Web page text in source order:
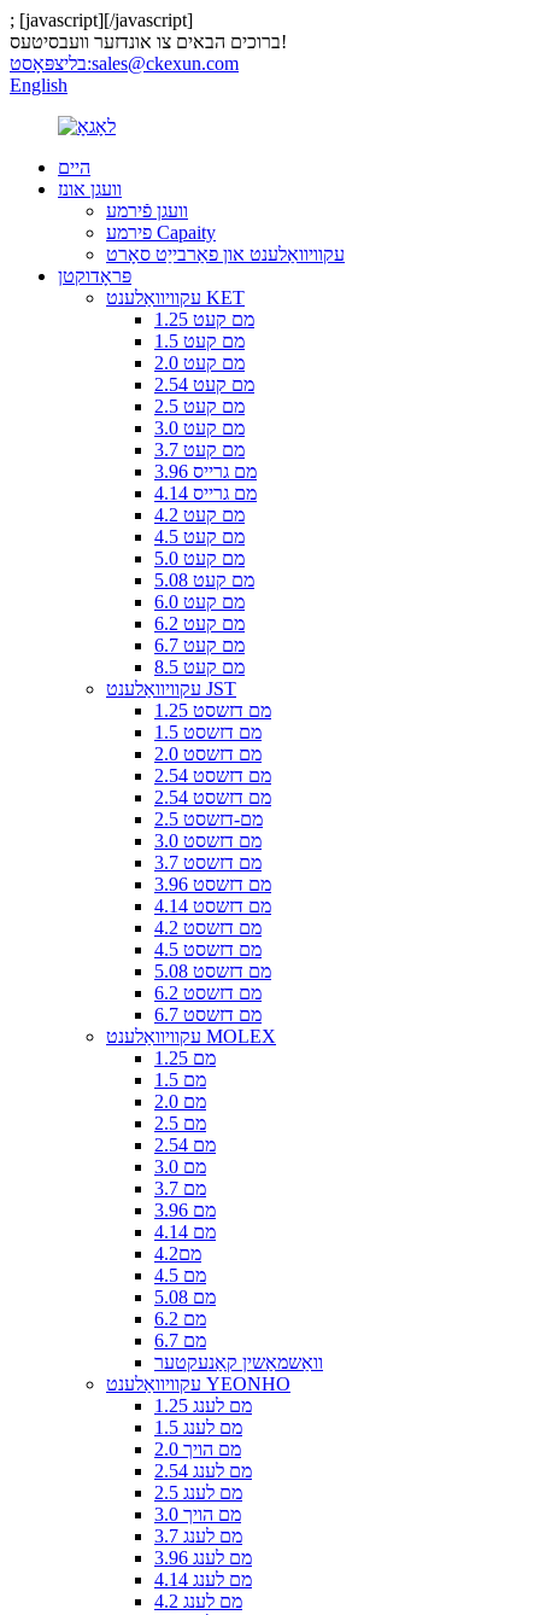
; [javascript][/javascript]
ברוכים הבאים צו אונדזער וועבסיטעס!
בליצפּאָסט:sales@ckexun.com
English
היים
וועגן אונז
וועגן פֿירמע
פירמע Capaity
עקוויוואַלענט און פאַרבייַט סאָרט
פּראָדוקטן
עקוויוואַלענט KET
1.25 מם קעט
1.5 מם קעט
2.0 מם קעט
2.54 מם קעט
2.5 מם קעט
3.0 מם קעט
3.7 מם קעט
3.96 מם גרייס
4.14 מם גרייס
4.2 מם קעט
4.5 מם קעט
5.0 מם קעט
5.08 מם קעט
6.0 מם קעט
6.2 מם קעט
6.7 מם קעט
8.5 מם קעט
עקוויוואַלענט JST
1.25 מם דזשסט
1.5 מם דזשסט
2.0 מם דזשסט
2.54 מם דזשסט
2.54 מם דזשסט
2.5 מם-דזשסט
3.0 מם דזשסט
3.7 מם דזשסט
3.96 מם דזשסט
4.14 מם דזשסט
4.2 מם דזשסט
4.5 מם דזשסט
5.08 מם דזשסט
6.2 מם דזשסט
6.7 מם דזשסט
עקוויוואַלענט MOLEX
1.25 מם
1.5 מם
2.0 מם
2.5 מם
2.54 מם
3.0 מם
3.7 מם
3.96 מם
4.14 מם
4.2מם
4.5 מם
5.08 מם
6.2 מם
6.7 מם
וואַשמאַשין קאַנעקטער
עקוויוואַלענט YEONHO
1.25 מם לענג
1.5 מם לענג
2.0 מם הויך
2.54 מם לענג
2.5 מם לענג
3.0 מם הויך
3.7 מם לענג
3.96 מם לענג
4.14 מם לענג
4.2 מם לענג